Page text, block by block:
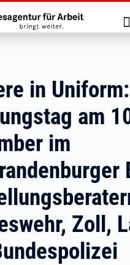
springen
in Uniform:
am
im
Zoll,